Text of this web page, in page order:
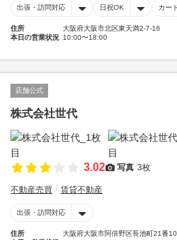
出張・訪問対応 日祝OK カー
住所
大阪府大阪市北区東天満2-7-16
本日の営業状況 10:00〜18:00
店舗公式
株式会社世代
3.02 写真 3枚
不動産売買 賃貸不動産
出張・訪問対応
住所
大阪府大阪市阿倍野区長池町21番